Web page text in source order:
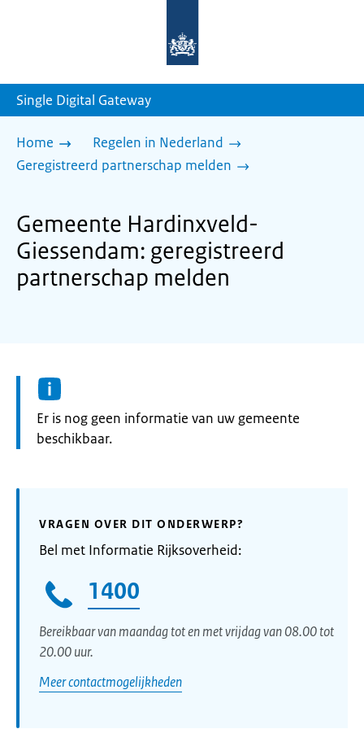
homepage
Single Digital Gateway
Home
Regelen in Nederland
Geregistreerd partnerschap melden
Gemeente Hardinxveld-
Giessendam: geregistreerd
partnerschap melden
Informatie:
Er is nog geen informatie van uw gemeente
beschikbaar.
VRAGEN OVER DIT ONDERWERP?
Bel met Informatie Rijksoverheid:
1400
Bereikbaar van maandag tot en met vrijdag van 08.00 tot
20.00 uur.
Meer contactmogelijkheden